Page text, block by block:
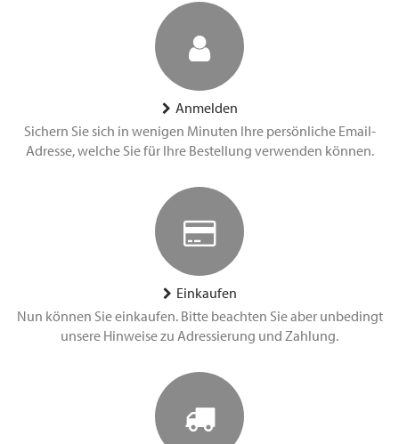
Anmelden
Sichern Sie sich in wenigen Minuten Ihre persönliche Email-
Adresse, welche Sie für Ihre Bestellung verwenden können.
Einkaufen
Nun können Sie einkaufen. Bitte beachten Sie aber unbedingt
unsere Hinweise zu Adressierung und Zahlung.